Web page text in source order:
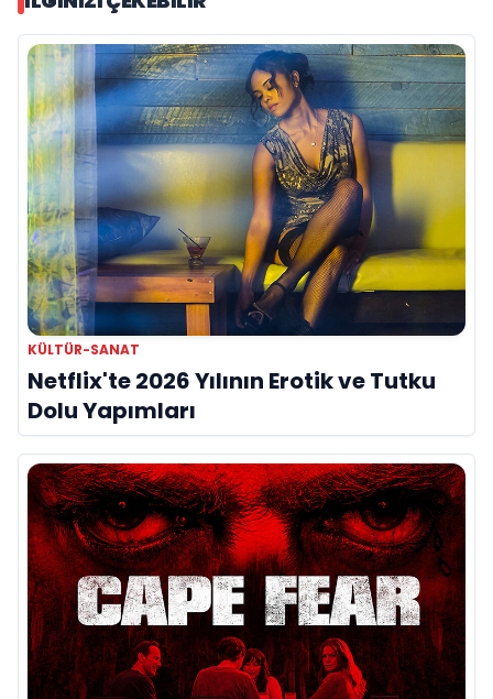
KÜLTÜR-SANAT
Netflix'te 2026 Yılının Erotik ve Tutku
Dolu Yapımları